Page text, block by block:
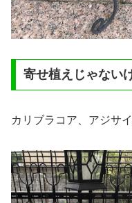
寄せ植えじゃない
カリブラコア、アジサ